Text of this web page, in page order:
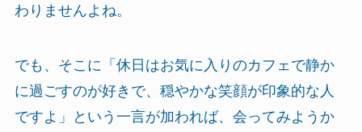
わりませんよね。
でも、そこに「休日はお気に入りのカフェで静か
に過ごすのが好きで、穏やかな笑顔が印象的な人
ですよ」という一言が加われば、会ってみようか